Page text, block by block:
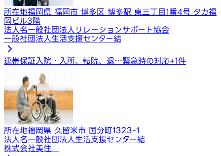
所在地福岡県 福岡市 博多区 博多駅 東三丁目1番4号 タカ福
岡ビル3階
法人名一般社団法人リレーションサポート協会
一般社団法人生活支援センター結
連帯保証 入院・入所、転院、退…緊急時の対応+1件
所在地福岡県 久留米市 国分町1323-1
法人名一般社団法人生活支援センター結
株式会社美住